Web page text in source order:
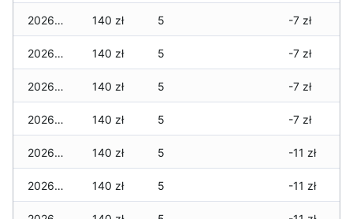
2026-03-21 140 zł 5 -7 zł
2026-03-20 140 zł 5 -7 zł
2026-03-19 140 zł 5 -7 zł
2026-03-18 140 zł 5 -7 zł
2026-03-17 140 zł 5 -11 zł
2026-03-16 140 zł 5 -11 zł